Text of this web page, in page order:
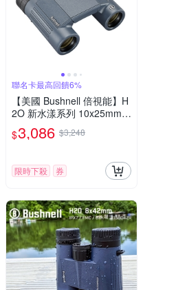
聯名卡最高回饋6%
【美國 Bushnell 倍視能】H
2O 新水漾系列 10x25mm
防水輕便型雙筒望遠鏡 130
105R
$3,086 $3,248
限時下殺 券